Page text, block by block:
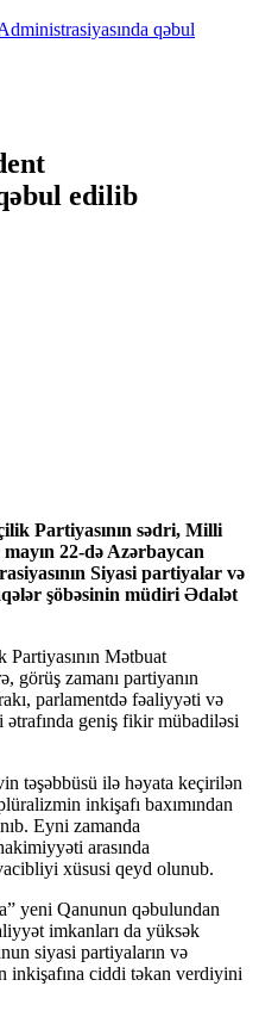
edilib
Partiyasının sədri, Milli
22-də Azərbaycan
Siyasi partiyalar və
şöbəsinin müdiri Ədalət
Mətbuat
görüş zamanı partiyanın
parlamentdə fəaliyyəti və
geniş fikir mübadiləsi
təşəbbüsü ilə həyata keçirilən
inkişafı baxımından
Eyni zamanda
arasında
xüsusi qeyd olunub.
yeni Qanunun qəbulundan
imkanları da yüksək
siyasi partiyaların və
inkişafına ciddi təkan verdiyini